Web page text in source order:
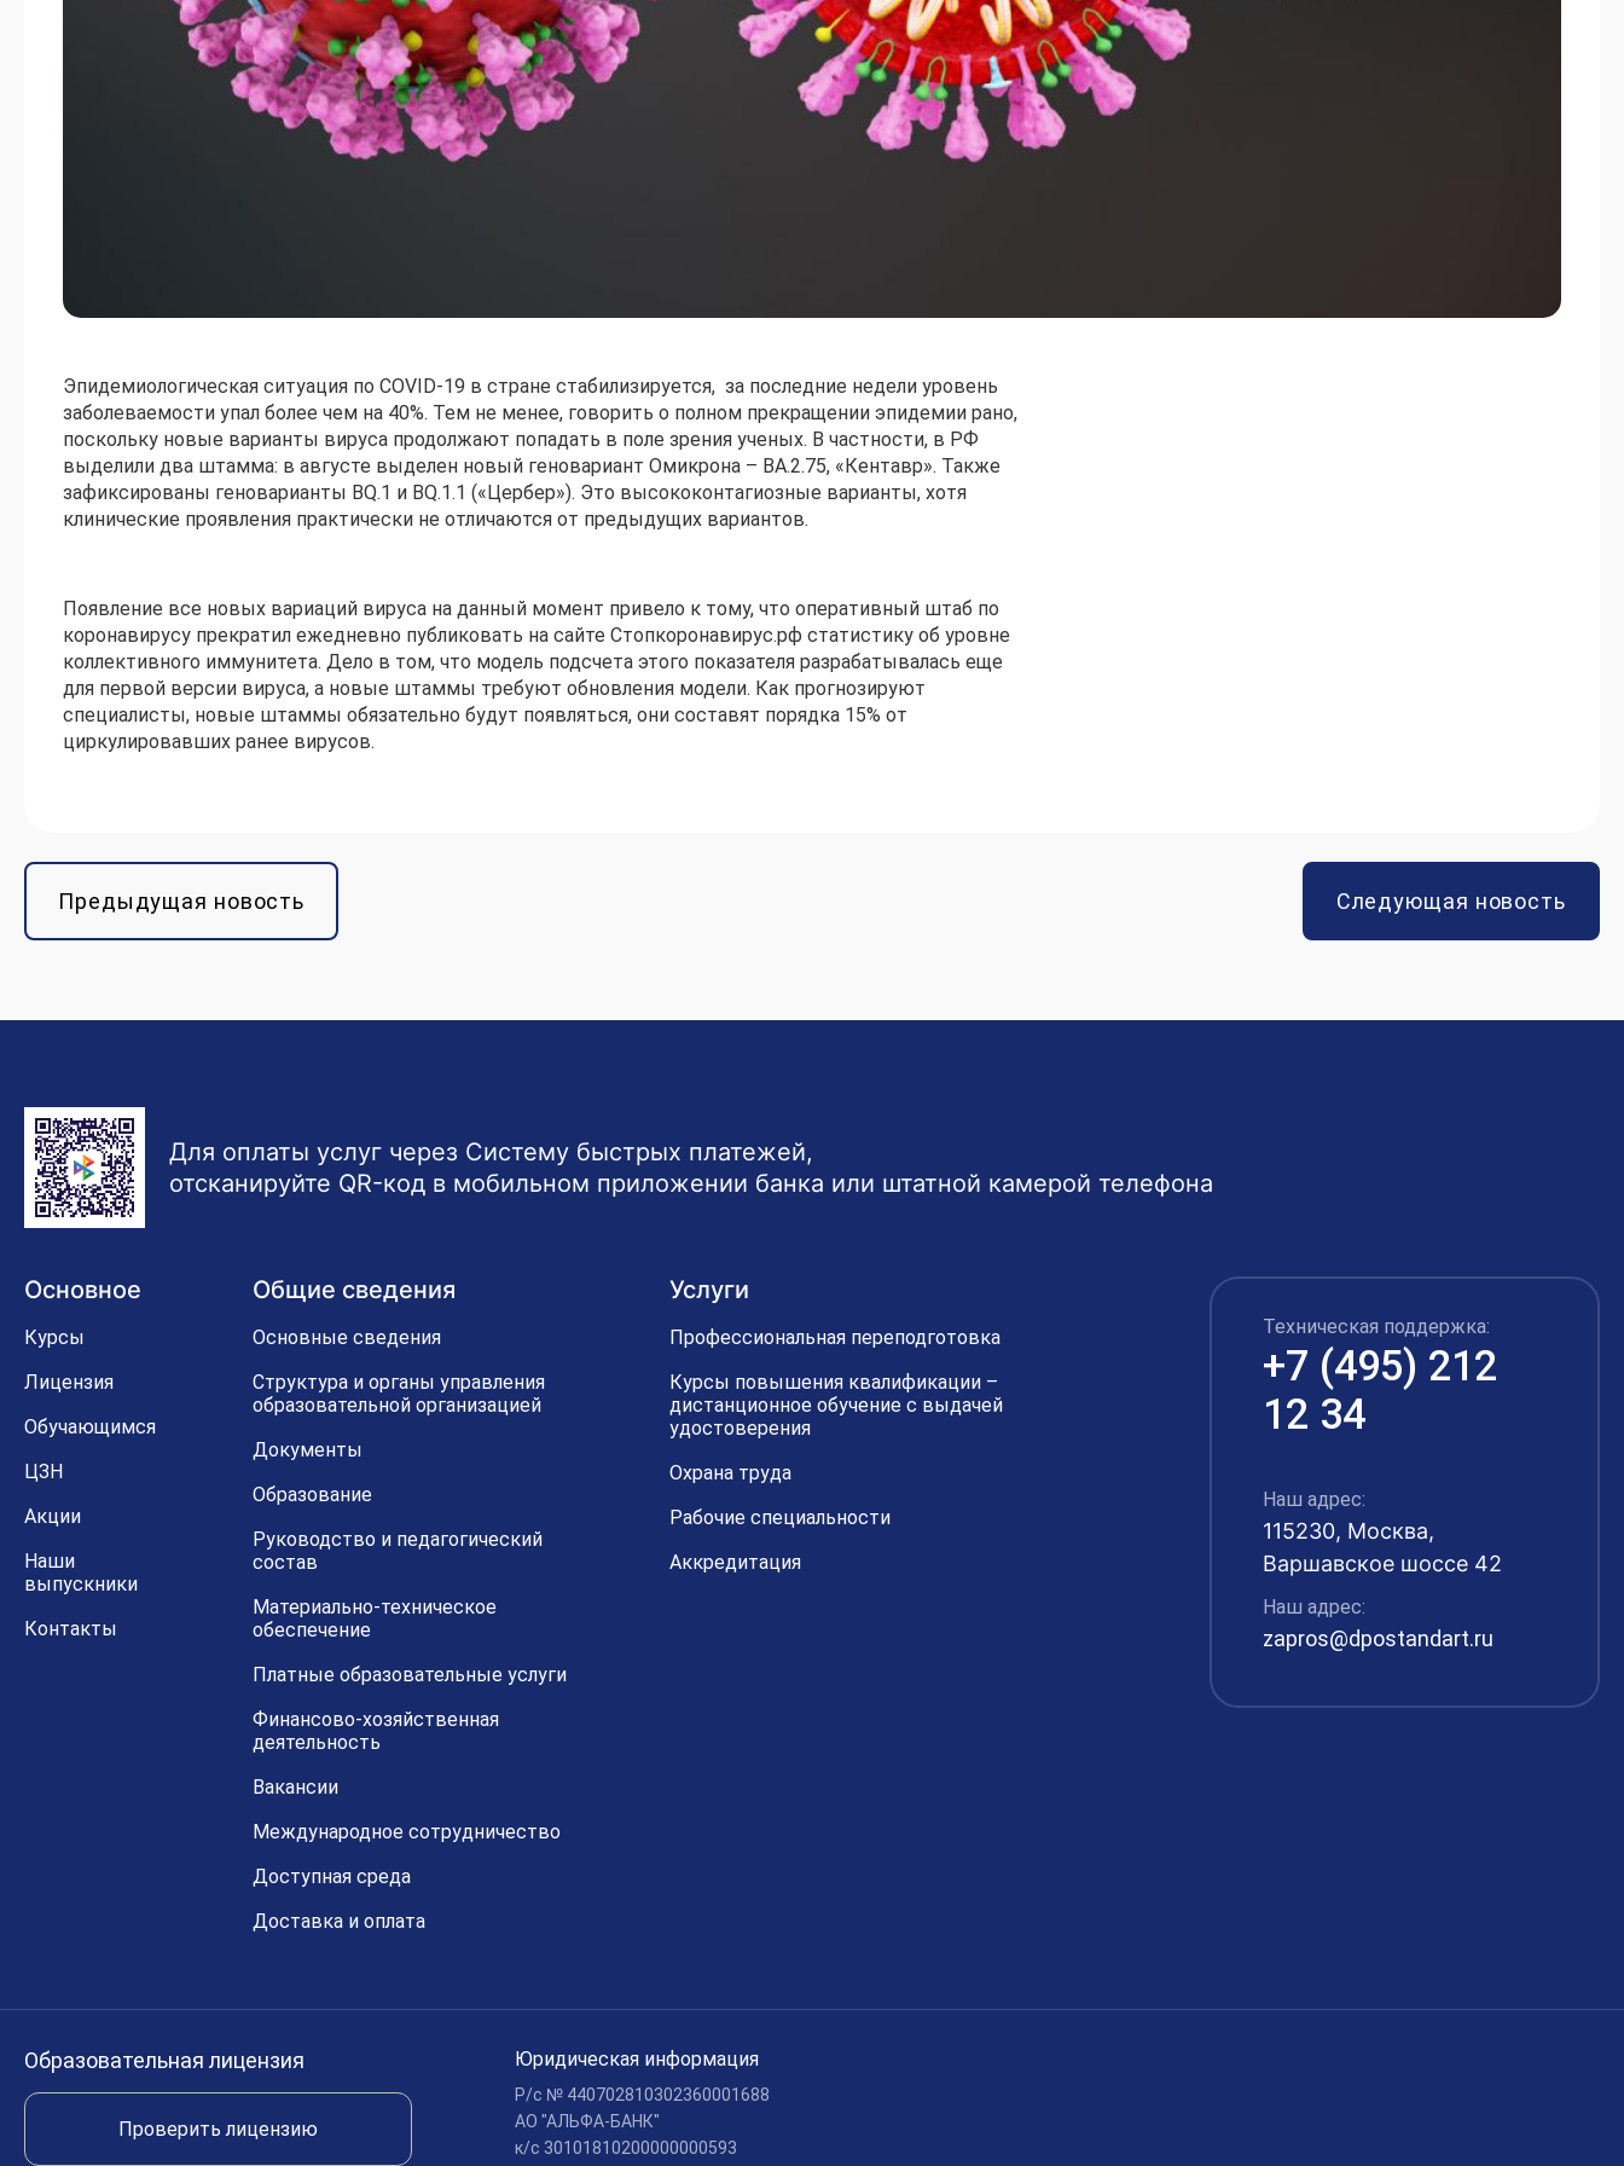
Эпидемиологическая ситуация по COVID-19 в стране стабилизируется, за последние недели уровень
заболеваемости упал более чем на 40%. Тем не менее, говорить о полном прекращении эпидемии рано,
поскольку новые варианты вируса продолжают попадать в поле зрения ученых. В частности, в РФ
выделили два штамма: в августе выделен новый геновариант Омикрона – BA.2.75, «Кентавр». Также
зафиксированы геноварианты BQ.1 и BQ.1.1 («Цербер»). Это высококонтагиозные варианты, хотя
клинические проявления практически не отличаются от предыдущих вариантов.
Появление все новых вариаций вируса на данный момент привело к тому, что оперативный штаб по
коронавирусу прекратил ежедневно публиковать на сайте Стопкоронавирус.рф статистику об уровне
коллективного иммунитета. Дело в том, что модель подсчета этого показателя разрабатывалась еще
для первой версии вируса, а новые штаммы требуют обновления модели. Как прогнозируют
специалисты, новые штаммы обязательно будут появляться, они составят порядка 15% от
циркулировавших ранее вирусов.
Предыдущая новость Следующая новость
Для оплаты услуг через Систему быстрых платежей,
отсканируйте QR-код в мобильном приложении банка или штатной камерой телефона
Основное
Курсы
Лицензия
Обучающимся
ЦЗН
Акции
Наши
выпускники
Контакты
Общие сведения
Основные сведения
Структура и органы управления
образовательной организацией
Документы
Образование
Руководство и педагогический
состав
Материально-техническое
обеспечение
Платные образовательные услуги
Финансово-хозяйственная
деятельность
Вакансии
Международное сотрудничество
Доступная среда
Доставка и оплата
Услуги
Профессиональная переподготовка
Курсы повышения квалификации –
дистанционное обучение с выдачей
удостоверения
Охрана труда
Рабочие специальности
Аккредитация
Техническая поддержка:
+7 (495) 212
12 34
Наш адрес:
115230, Москва,
Варшавское шоссе 42
Наш адрес:
zapros@dpostandart.ru
Образовательная лицензия
Проверить лицензию
Юридическая информация
Р/c № 440702810302360001688
АО "АЛЬФА-БАНК"
к/c 30101810200000000593